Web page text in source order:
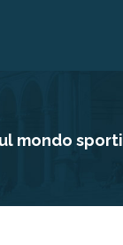
mondo